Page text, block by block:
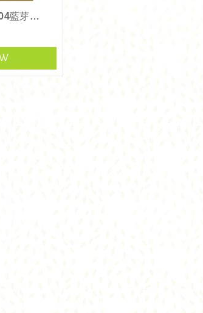
Esense D704藍芽迷你接收器